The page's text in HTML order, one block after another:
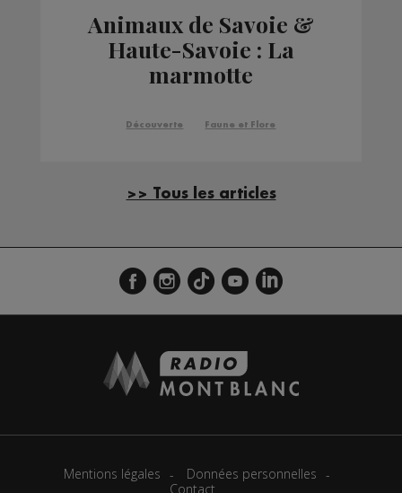
Animaux de Savoie &
Haute-Savoie : La
marmotte
Découverte Faune et Flore
>> Tous les articles
Mentions légales
Données personnelles
Contact